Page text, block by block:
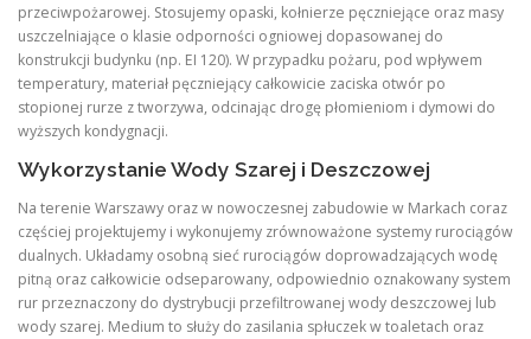
przeciwpożarowej. Stosujemy opaski, kołnierze pęczniejące oraz masy
uszczelniające o klasie odporności ogniowej dopasowanej do
konstrukcji budynku (np. EI 120). W przypadku pożaru, pod wpływem
temperatury, materiał pęczniejący całkowicie zaciska otwór po
stopionej rurze z tworzywa, odcinając drogę płomieniom i dymowi do
wyższych kondygnacji.
Wykorzystanie Wody Szarej i Deszczowej
Na terenie Warszawy oraz w nowoczesnej zabudowie w Markach coraz
częściej projektujemy i wykonujemy zrównoważone systemy rurociągów
dualnych. Układamy osobną sieć rurociągów doprowadzających wodę
pitną oraz całkowicie odseparowany, odpowiednio oznakowany system
rur przeznaczony do dystrybucji przefiltrowanej wody deszczowej lub
wody szarej. Medium to służy do zasilania spłuczek w toaletach oraz